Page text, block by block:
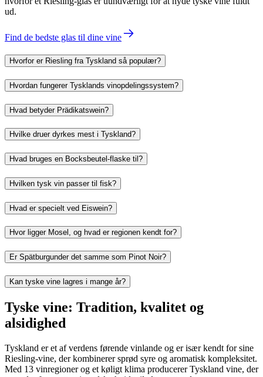
ud.
Find de bedste glas til dine vine
Hvorfor er Riesling fra Tyskland så populær?
Hvordan fungerer Tysklands vinopdelingssystem?
Hvad betyder Prädikatswein?
Hvilke druer dyrkes mest i Tyskland?
Hvad bruges en Bocksbeutel-flaske til?
Hvilken tysk vin passer til fisk?
Hvad er specielt ved Eiswein?
Hvor ligger Mosel, og hvad er regionen kendt for?
Er Spätburgunder det samme som Pinot Noir?
Kan tyske vine lagres i mange år?
Tyske vine: Tradition, kvalitet og
alsidighed
Tyskland er et af verdens førende vinlande og er især kendt for sine
Riesling-vine, der kombinerer sprød syre og aromatisk kompleksitet.
Med 13 vinregioner og et køligt klima producerer Tyskland vine, der